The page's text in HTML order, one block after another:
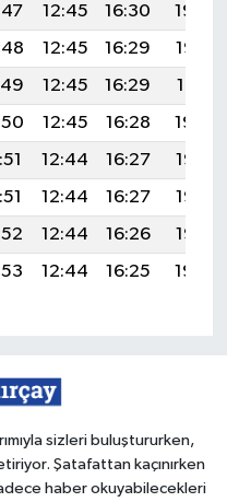
12:45 16:30
19:34
12:45 16:29
19:32
12:45 16:29
19:31
12:45 16:28
19:30
12:44 16:27
19:28
12:44 16:27
19:27
12:44 16:26
19:25
12:44 16:25 19:24
sizleri buluştururken,
Şatafattan kaçınırken
haber okuyabilecekleri